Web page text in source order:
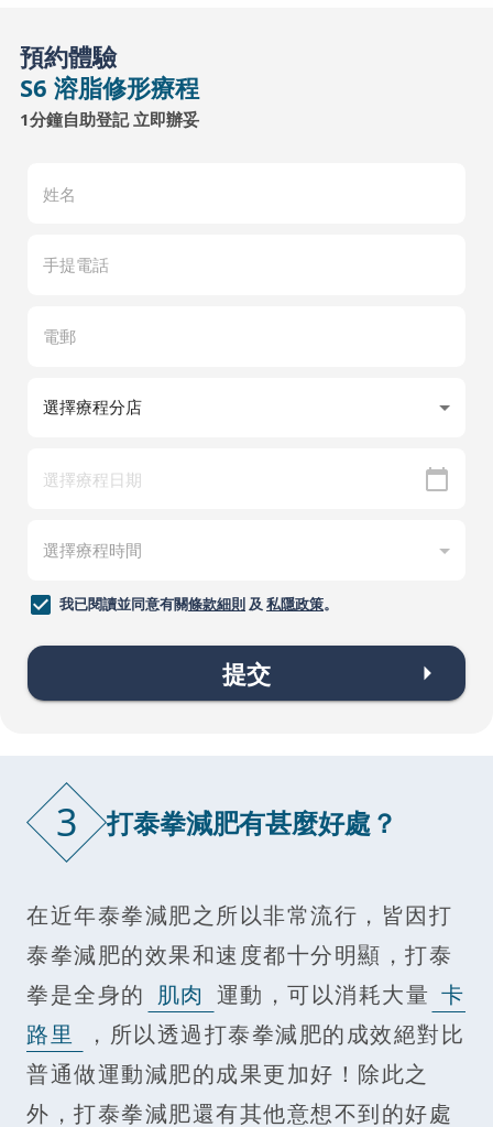
預約體驗
S6 溶脂修形療程
1分鐘自助登記 立即辦妥
我已閱讀並同意有關條款細則及 私隱政策。
提交
3 打泰拳減肥有甚麼好處？
在近年泰拳減肥之所以非常流行，皆因打
泰拳減肥的效果和速度都十分明顯，打泰
拳是全身的 肌肉 運動，可以消耗大量 卡
路里
，所以透過打泰拳減肥的成效絕對比
普通做運動減肥的成果更加好！除此之
外，打泰拳減肥還有其他意想不到的好處